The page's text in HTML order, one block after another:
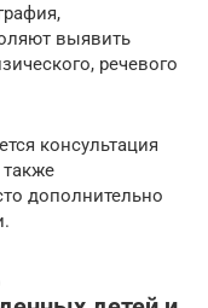
выявить
речевого
консультация
дополнительно